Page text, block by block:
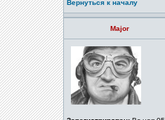
Вернуться к началу
Major